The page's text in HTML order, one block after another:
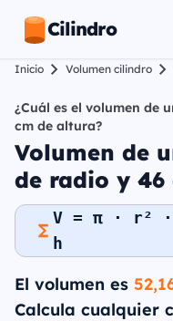
Cilindro
Inicio Volumen cilindro
¿Cuál es el volumen de
cm de altura?
Volumen de
de radio y
V = π · r² ·
h
El volumen es
Calcula cualquier